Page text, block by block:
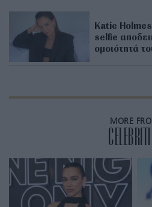
Katie
selfie
ομοιότητά
MORE